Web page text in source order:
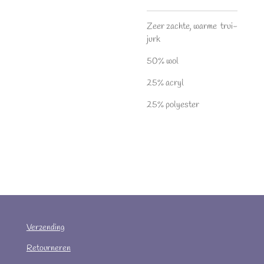
Zeer zachte, warme trui-
jurk
50% wol
25% acryl
25% polyester
Verzending
Retourneren